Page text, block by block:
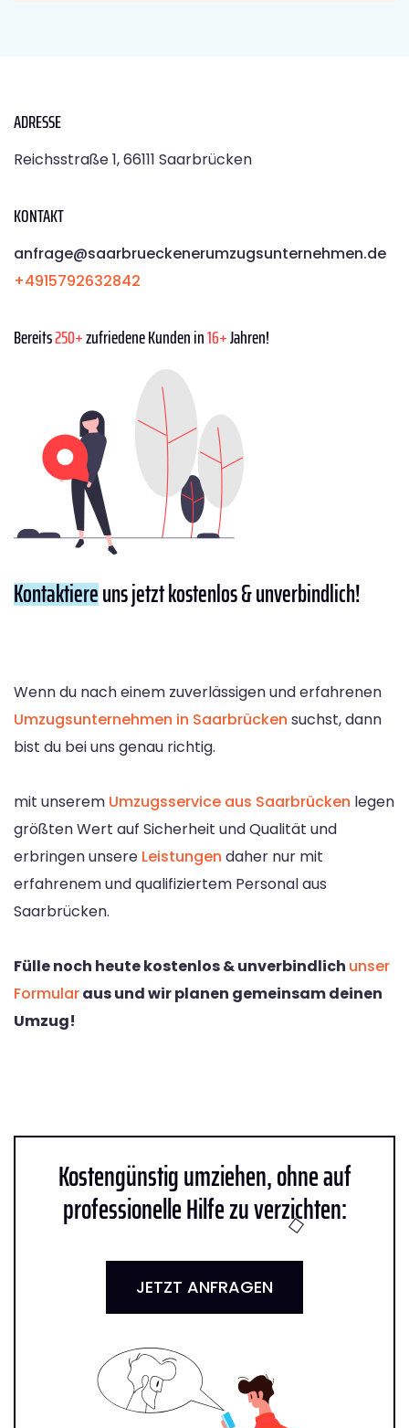
ADRESSE
Reichsstraße 1, 66111 Saarbrücken
KONTAKT
anfrage@saarbrueckenerumzugsunternehmen.de
+4915792632842
Bereits250+zufriedene Kunden in16+Jahren!
Kontaktiereuns jetzt kostenlos & unverbindlich!
Wenn du nach einem zuverlässigen und erfahrenen
Umzugsunternehmen in Saarbrücken suchst, dann
bist du bei uns genau richtig.
mit unserem Umzugsservice aus Saarbrücken legen
größten Wert auf Sicherheit und Qualität und
erbringen unsere Leistungen daher nur mit
erfahrenem und qualifiziertem Personal aus
Saarbrücken.
Fülle noch heute kostenlos & unverbindlich unser
Formularaus und wir planen gemeinsam deinen
Umzug!
Kostengünstig umziehen, ohne auf
professionelle Hilfe zu verzichten:
JETZT ANFRAGEN